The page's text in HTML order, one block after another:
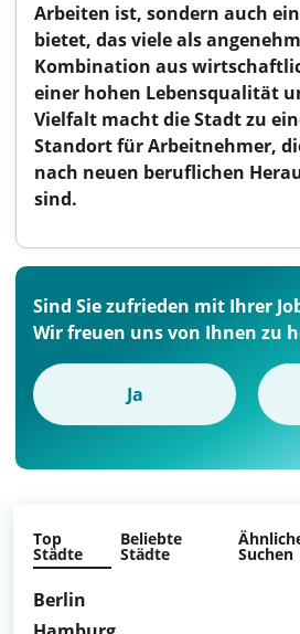
Arbeiten ist, sondern auch
bietet, das viele als
Kombination aus
einer hohen Lebensqualität
Vielfalt macht die Stadt zu
Standort für Arbeitnehmer,
nach neuen beruflichen
sind.
Sind Sie zufrieden mit Ihrer
Wir freuen uns von Ihnen zu
Ja
Top
Städte
Beliebte
Städte Suchen
Berlin